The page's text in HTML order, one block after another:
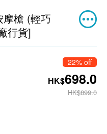
摩槍 (輕巧
行貨]
22% off
HK$698.0
HK$899.0